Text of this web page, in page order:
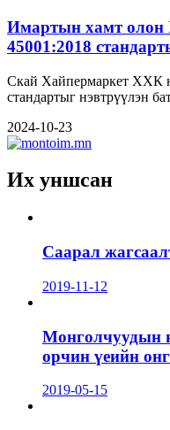
Имартын хамт олон
45001:2018
Скай Хайпермаркет ХХК
стандартыг нэвтрүүлэн
2024-10-23
Их уншсан
Саарал
2019-11-12
Монголчуудын
орчин үеийн
2019-05-15